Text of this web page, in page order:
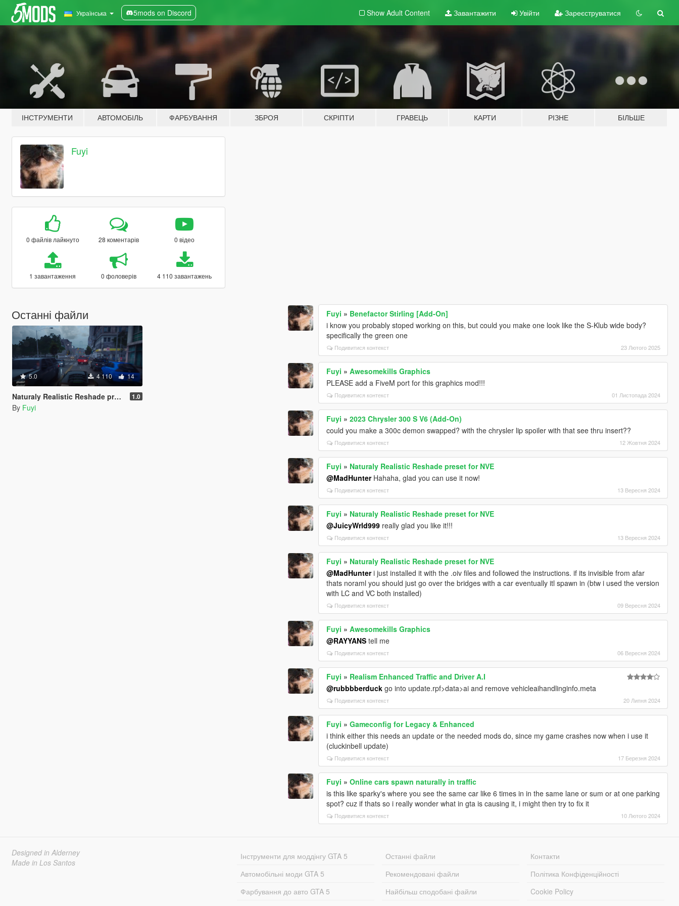
Українська 5mods on Discord Show Adult Content Завантажити Увійти Зареєструватися
ІНСТРУМЕНТИ АВТОМОБІЛЬ ФАРБУВАННЯ ЗБРОЯ СКРІПТИ ГРАВЕЦЬ КАРТИ РІЗНЕ БІЛЬШЕ
Fuyi
0 файлів лайкнуто 28 коментарів 0 відео
1 завантаження 0 фоловерів 4 110 завантажень
Останні файли
5.0 4 110 14
Naturaly Realistic Reshade preset for NVE 1.0
By Fuyi
Fuyi » Benefactor Stirling [Add-On]
i know you probably stoped working on this, but could you make one look like the S-Klub wide body?
specifically the green one
Подивитися контекст 23 Лютого 2025
Fuyi »Awesomekills Graphics
PLEASE add a FiveM port for this graphics mod!!!
Подивитися контекст 01 Листопада 2024
Fuyi »2023 Chrysler 300 S V6 (Add-On)
could you make a 300c demon swapped? with the chrysler lip spoiler with that see thru insert??
Подивитися контекст 12 Жовтня 2024
Fuyi » Naturaly Realistic Reshade preset for NVE
@MadHunterHahaha, glad you can use it now!
Подивитися контекст 13 Вересня 2024
Fuyi » Naturaly Realistic Reshade preset for NVE
@JuicyWrld999 really glad you like it!!!
Подивитися контекст 13 Вересня 2024
Fuyi » Naturaly Realistic Reshade preset for NVE
@MadHunteri just installed it with the .oiv files and followed the instructions. if its invisible from afar
thats noraml you should just go over the bridges with a car eventually itl spawn in (btw i used the version
with LC and VC both installed)
Подивитися контекст 09 Вересня 2024
Fuyi »Awesomekills Graphics
@RAYYANS tell me
Подивитися контекст 06 Вересня 2024
Fuyi » Realism Enhanced Traffic and Driver A.I
@rubbbberduck go into update.rpf>data>ai and remove vehicleaihandlinginfo.meta
Подивитися контекст 20 Липня 2024
Fuyi »Gameconfig for Legacy & Enhanced
i think either this needs an update or the needed mods do, since my game crashes now when i use it
(cluckinbell update)
Подивитися контекст 17 Березня 2024
Fuyi »Online cars spawn naturally in traffic
is this like sparky's where you see the same car like 6 times in in the same lane or sum or at one parking
spot? cuz if thats so i really wonder what in gta is causing it, i might then try to fix it
Подивитися контекст 10 Лютого 2024
Designed in Alderney
Made in Los Santos
Інструменти для моддінгу GTA 5
Автомобільні моди GTA 5
Фарбування до авто GTA 5
Останні файли
Рекомендовані файли
Найбільш сподобані файли
Контакти
Політика Конфіденційності
Cookie Policy